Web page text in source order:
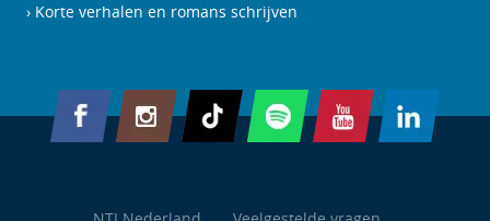
Korte verhalen en romans schrijven